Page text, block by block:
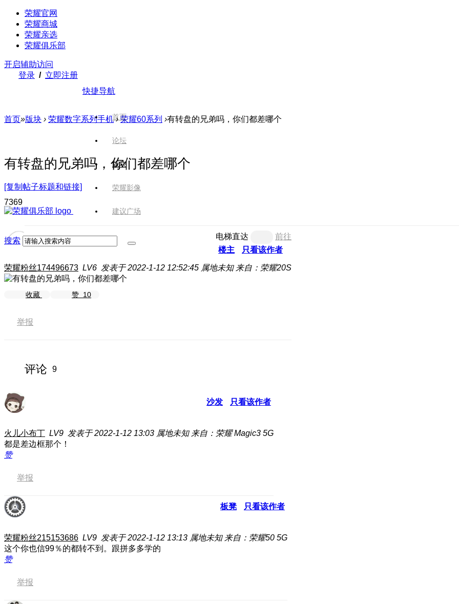
荣耀官网
荣耀商城
荣耀亲选
荣耀俱乐部
开启辅助访问
登录 / 立即注册
快捷导航
首页
论坛
版块
荣耀影像
建议广场
搜索
首页»版块 › 荣耀数字系列手机 › 荣耀60系列 ›有转盘的兄弟吗，你们都差哪个
有转盘的兄弟吗，你们都差哪个
[复制帖子标题和链接]
7369
电梯直达
前往
楼主
只看该作者
荣耀粉丝174496673 LV6 发表于 2022-1-12 12:52:45 属地未知 来自：荣耀20S
收藏 赞 10
举报
评论 9
沙发 只看该作者
火儿小布丁 LV9 发表于 2022-1-12 13:03 属地未知 来自：荣耀 Magic3 5G
都是差边框那个！
赞
举报
板凳 只看该作者
荣耀粉丝215153686 LV9 发表于 2022-1-12 13:13 属地未知 来自：荣耀50 5G
这个你也信99％的都转不到。跟拼多多学的
赞
举报